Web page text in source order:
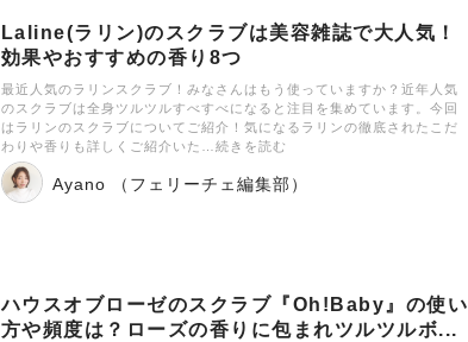
Laline(ラリン)のスクラブは美容雑誌で大人気！
効果やおすすめの香り8つ
最近人気のラリンスクラブ！みなさんはもう使っていますか？近年人気
のスクラブは全身ツルツルすべすべになると注目を集めています。今回
はラリンのスクラブについてご紹介！気になるラリンの徹底されたこだ
わりや香りも詳しくご紹介いた…続きを読む
Ayano （フェリーチェ編集部）
ハウスオブローゼのスクラブ『Oh!Baby』の使い
方や頻度は？ローズの香りに包まれツルツルボ...